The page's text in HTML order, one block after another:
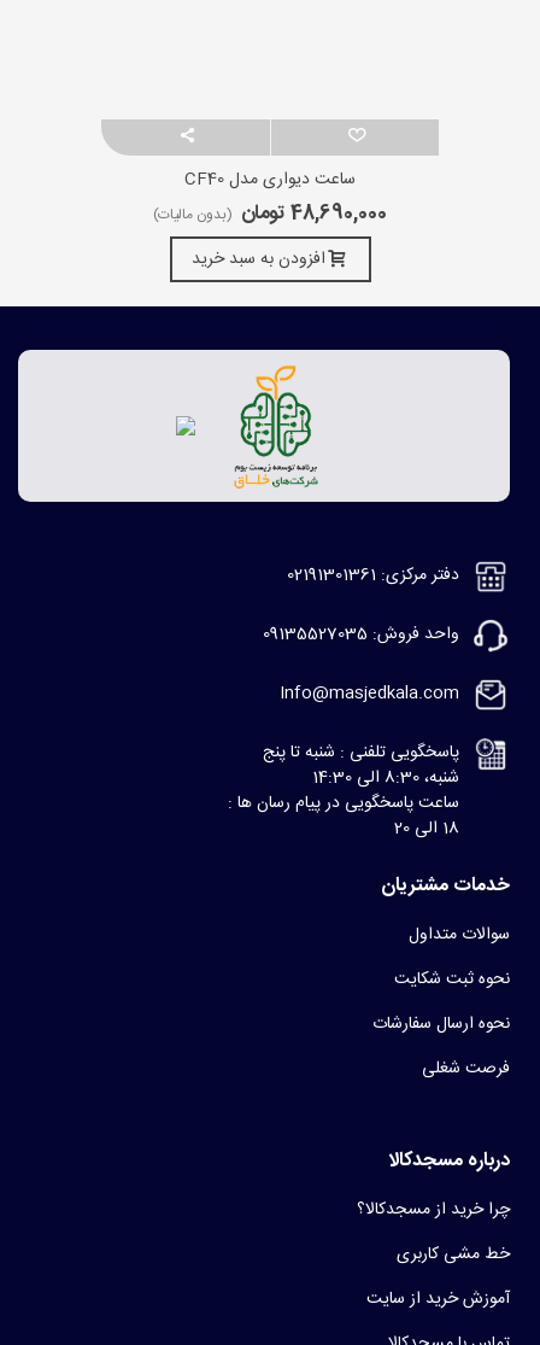
ساعت دیواری مدل CF40
48,690,000 تومان (بدون مالیات)
افزودن به سبد خرید
دفتر مرکزی: 02191301361
واحد فروش: 09135527035
Info@masjedkala.com
پاسخگویی تلفنی : شنبه تا پنج
شنبه، 8:30 الی 14:30
ساعت پاسخگویی در پیام رسان ها :
18 الی 20
خدمات مشتریان
سوالات متداول
نحوه ثبت شکایت
نحوه ارسال سفارشات
فرصت شغلی
درباره مسجدکالا
چرا خرید از مسجدکالا؟
خط مشی کاربری
آموزش خرید از سایت